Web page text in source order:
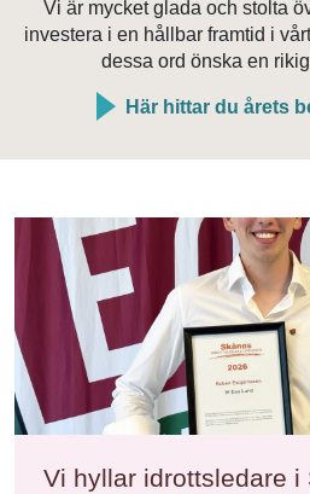
Vi är mycket glada och stolta
investera i en hållbar framtid i
dessa ord önska en
Här hittar du årets
Vi hyllar idrottsledare i